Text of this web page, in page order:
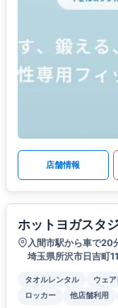
店舗情報
ホットヨガスタ
入間市駅から車で20
埼玉県所沢市日吉町
タオルレンタル ウェ
ロッカー
他店舗利用